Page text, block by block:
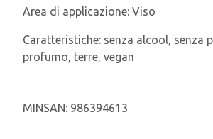
Area di applicazione: Viso
Caratteristiche: senza alcool, senza
profumo, terre, vegan
MINSAN: 986394613